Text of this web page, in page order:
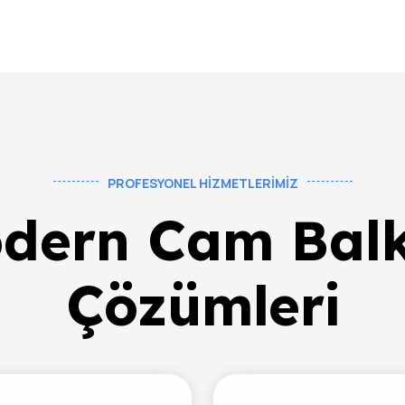
PROFESYONEL HIZMETLERIMIZ
Cam
Çözümleri